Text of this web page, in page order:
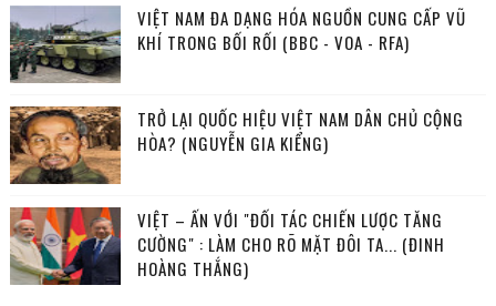
VIỆT NAM ĐA DẠNG HÓA NGUỒN CUNG CẤP VŨ
KHÍ TRONG BỐI RỐI (BBC - VOA - RFA)
TRỞ LẠI QUỐC HIỆU VIỆT NAM DÂN CHỦ CỘNG
HÒA? (NGUYỄN GIA KIỂNG)
VIỆT – ẤN VỚI "ĐỐI TÁC CHIẾN LƯỢC TĂNG
CƯỜNG" : LÀM CHO RÕ MẶT ĐÔI TA... (ĐINH
HOÀNG THẮNG)